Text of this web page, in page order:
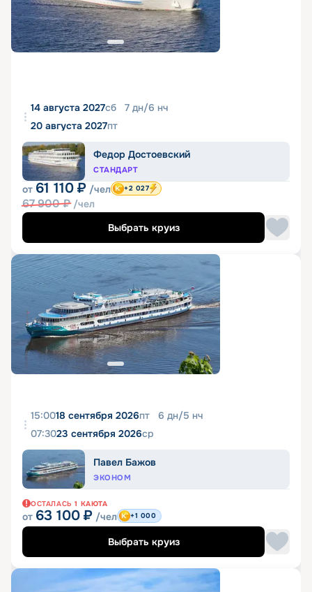
14 августа 2027сб 7 дн/6 нч
20 августа 2027пт
Федор Достоевский
СТАНДАРТ
от 61 110 ₽ /чел
67 900₽ /чел
+2 027
Выбрать круиз
15:0018 сентября 2026пт 6 дн/5 нч
07:3023 сентября 2026ср
Павел Бажов
ЭКОНОМ
ОСТАЛАСЬ 1 КАЮТА
от 63 100 ₽ /чел +1 000
Выбрать круиз